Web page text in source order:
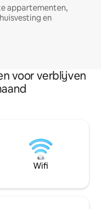
appartementen,
en
voor verblijven
Wifi